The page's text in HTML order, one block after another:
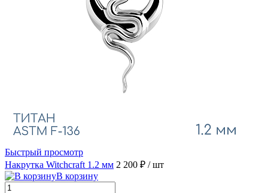
Быстрый просмотр
Накрутка Witchcraft 1.2 мм 2 200 ₽ / шт
В корзину